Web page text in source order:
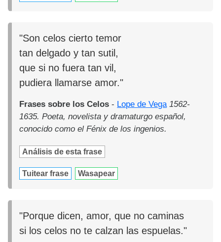
"Son celos cierto temor
tan delgado y tan sutil,
que si no fuera tan vil,
pudiera llamarse amor."
Frases sobre los Celos - Lope de Vega 1562-
1635. Poeta, novelista y dramaturgo español,
conocido como el Fénix de los ingenios.
Análisis de esta frase
Tuitear frase Wasapear
"Porque dicen, amor, que no caminas
si los celos no te calzan las espuelas."